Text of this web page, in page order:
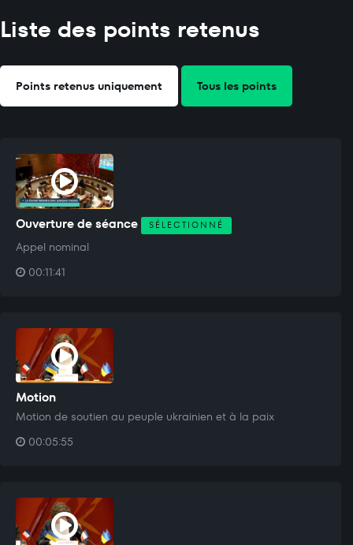
Liste des points retenus
Points retenus uniquement Tous les points
Ouverture de séance SÉLECTIONNÉ
Appel nominal
00:11:41
Motion
Motion de soutien au peuple ukrainien et à la paix
00:05:55